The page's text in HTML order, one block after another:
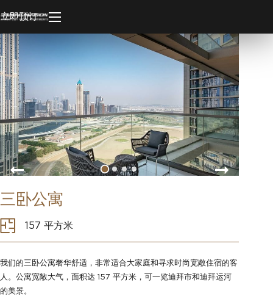
立即预订
三卧公寓
157 平方米
我们的三卧公寓奢华舒适，非常适合大家庭和寻求时尚宽敞住宿的客
人。公寓宽敞大气，面积达 157 平方米，可一览迪拜市和迪拜运河
的美景。